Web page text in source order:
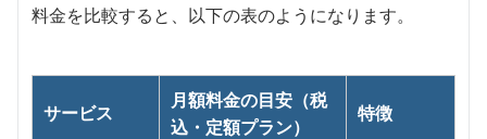
料金を比較すると、以下の表のようになります。
サービス
月額料金の目安（税
込・定額プラン）
特徴